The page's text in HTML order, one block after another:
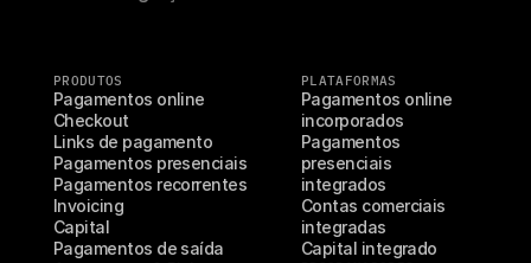
PRODUTOS
Pagamentos online
Checkout
Links de pagamento
Pagamentos presenciais
Pagamentos recorrentes
Invoicing
Capital
Pagamentos de saída
PLATAFORMAS
Pagamentos online
incorporados
Pagamentos
presenciais
integrados
Contas comerciais
integradas
Capital integrado